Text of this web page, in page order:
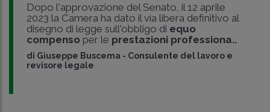
Dopo l'approvazione del Senato, il 12 aprile
2023 la Camera ha dato il via libera definitivo al
disegno di legge sull'obbligo di equo
compenso per le prestazioni professiona..
di Giuseppe Buscema - Consulente del lavoro e
revisore legale